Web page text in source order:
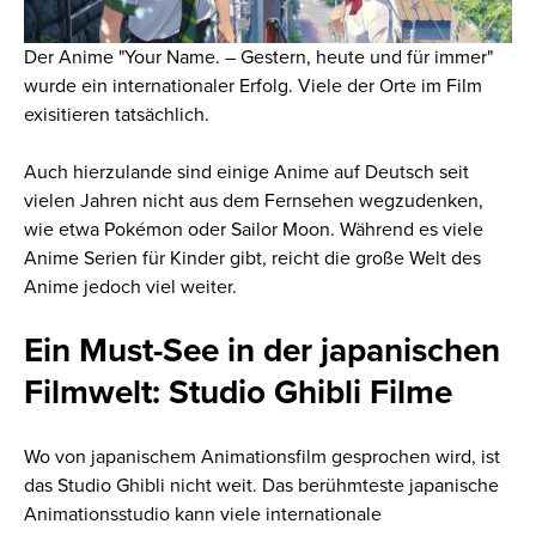
Der Anime "Your Name. – Gestern, heute und für immer"
wurde ein internationaler Erfolg. Viele der Orte im Film
exisitieren tatsächlich.
Auch hierzulande sind einige Anime auf Deutsch seit
vielen Jahren nicht aus dem Fernsehen wegzudenken,
wie etwa Pokémon oder Sailor Moon. Während es viele
Anime Serien für Kinder gibt, reicht die große Welt des
Anime jedoch viel weiter.
Ein Must-See in der japanischen
Filmwelt: Studio Ghibli Filme
Wo von japanischem Animationsfilm gesprochen wird, ist
das Studio Ghibli nicht weit. Das berühmteste japanische
Animationsstudio kann viele internationale